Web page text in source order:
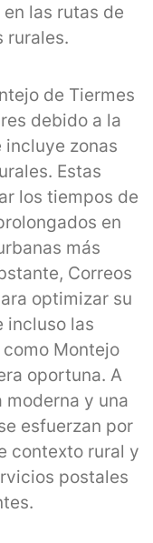
las rutas de
rurales.
de Tiermes
debido a la
incluye zonas
Estas
los tiempos de
en
más
Correos
optimizar su
incluso las
Montejo
oportuna. A
y una
esfuerzan por
contexto rural y
postales